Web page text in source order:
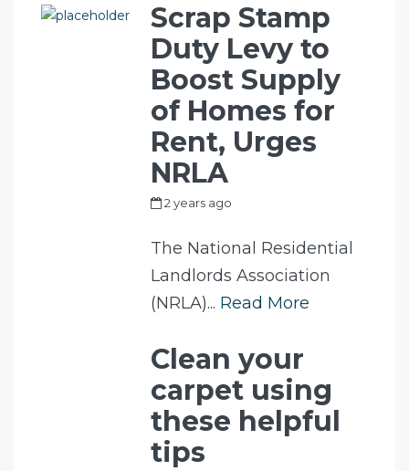
Scrap Stamp
Duty Levy to
Boost Supply
of Homes for
Rent, Urges
NRLA
2 years ago
The National Residential
Landlords Association
(NRLA)... Read More
Clean your
carpet using
these helpful
tips